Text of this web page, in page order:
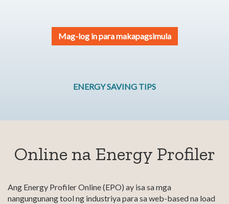
Mag-log in para makapagsimula
ENERGY SAVING TIPS
Online na Energy Profiler
Ang Energy Profiler Online (EPO) ay isa sa mga
nangungunang tool ng industriya para sa web-based na load